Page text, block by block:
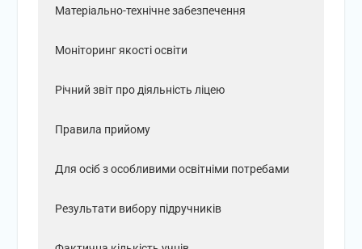
Матеріально-технічне забезпечення
Моніторинг якості освіти
Річний звіт про діяльність ліцею
Правила прийому
Для осіб з особливими освітніми потребами
Результати вибору підручників